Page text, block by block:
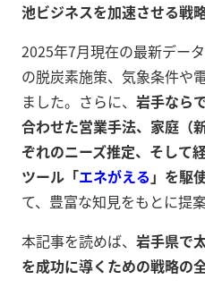
池ビジネスを加速させる戦
2025年7月現在の最新デー
の脱炭素施策、気象条件や
ました。さらに、 岩手なら
合わせた営業手法、家庭（
ぞれのニーズ推定、そして
ツール「エネがえる 」を駆
て、豊富な知見をもとに提案
本記事を読めば、 岩手県で
を成功に導くための戦略の